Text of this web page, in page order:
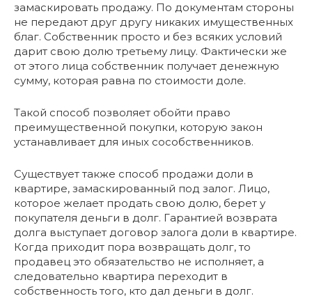
замаскировать продажу. По документам стороны
не передают друг другу никаких имущественных
благ. Собственник просто и без всяких условий
дарит свою долю третьему лицу. Фактически же
от этого лица собственник получает денежную
сумму, которая равна по стоимости доле.
Такой способ позволяет обойти право
преимущественной покупки, которую закон
устанавливает для иных сособственников.
Существует также способ продажи доли в
квартире, замаскированный под залог. Лицо,
которое желает продать свою долю, берет у
покупателя деньги в долг. Гарантией возврата
долга выступает договор залога доли в квартире.
Когда приходит пора возвращать долг, то
продавец это обязательство не исполняет, а
следовательно квартира переходит в
собственность того, кто дал деньги в долг.